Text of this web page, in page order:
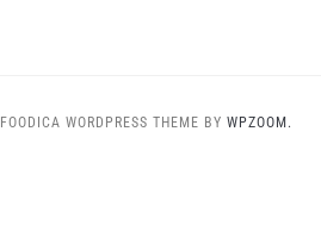
FOODICA WORDPRESS THEME BY WPZOOM.